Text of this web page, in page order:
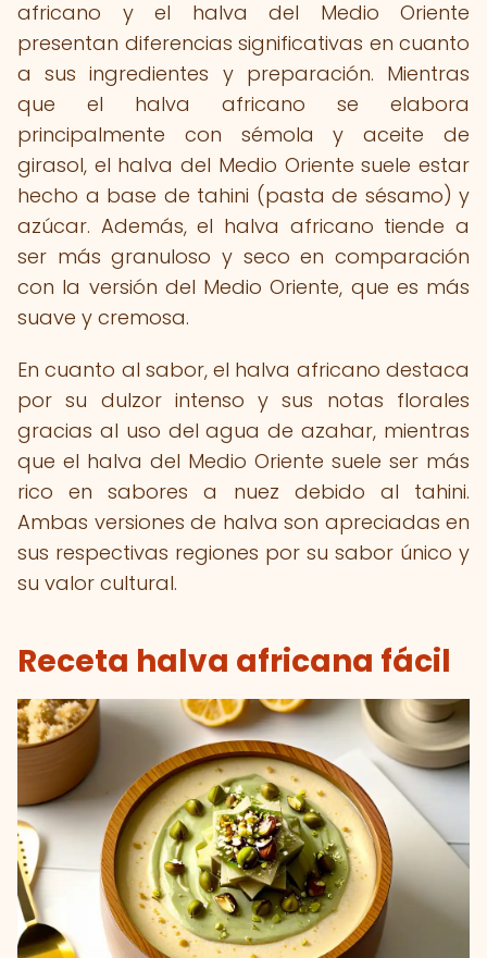
africano y el halva del Medio Oriente
presentan diferencias significativas en cuanto
a sus ingredientes y preparación. Mientras
que el halva africano se elabora
principalmente con sémola y aceite de
girasol, el halva del Medio Oriente suele estar
hecho a base de tahini (pasta de sésamo) y
azúcar. Además, el halva africano tiende a
ser más granuloso y seco en comparación
con la versión del Medio Oriente, que es más
suave y cremosa.
En cuanto al sabor, el halva africano destaca
por su dulzor intenso y sus notas florales
gracias al uso del agua de azahar, mientras
que el halva del Medio Oriente suele ser más
rico en sabores a nuez debido al tahini.
Ambas versiones de halva son apreciadas en
sus respectivas regiones por su sabor único y
su valor cultural.
Receta halva africana fácil